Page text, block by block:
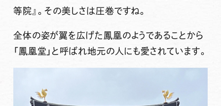
等院』。その美しさは圧巻ですね。
全体の姿が翼を広げた鳳凰のようであることから
「鳳凰堂」と呼ばれ地元の人にも愛されています。